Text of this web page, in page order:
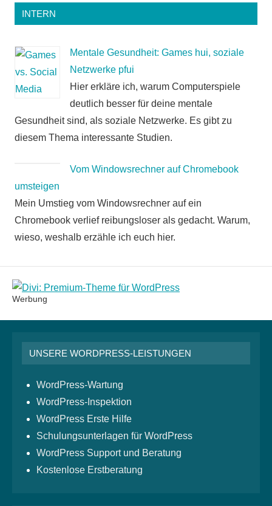
INTERN
Mentale Gesundheit: Games hui, soziale
Netzwerke pfui
Hier erkläre ich, warum Computerspiele
deutlich besser für deine mentale
Gesundheit sind, als soziale Netzwerke. Es gibt zu
diesem Thema interessante Studien.
Vom Windowsrechner auf Chromebook
umsteigen
Mein Umstieg vom Windowsrechner auf ein
Chromebook verlief reibungsloser als gedacht. Warum,
wieso, weshalb erzähle ich euch hier.
Werbung
UNSERE WORDPRESS-LEISTUNGEN
WordPress-Wartung
WordPress-Inspektion
WordPress Erste Hilfe
Schulungsunterlagen für WordPress
WordPress Support und Beratung
Kostenlose Erstberatung